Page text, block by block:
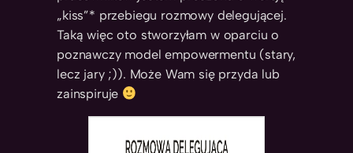
„kiss”* przebiegu rozmowy delegującej.
Taką więc oto stworzyłam w oparciu o
poznawczy model empowermentu (stary,
lecz jary ;)). Może Wam się przyda lub
zainspiruje